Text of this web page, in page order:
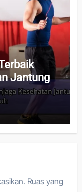
Jantung
Ruas yang